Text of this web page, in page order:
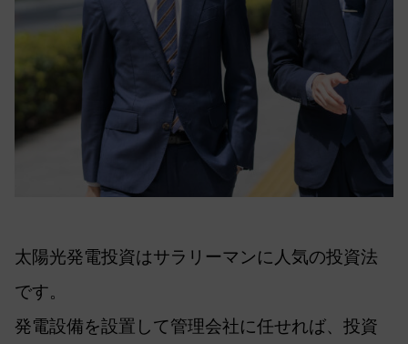
太陽光発電投資はサラリーマンに人気の投資法
です。
発電設備を設置して管理会社に任せれば、投資